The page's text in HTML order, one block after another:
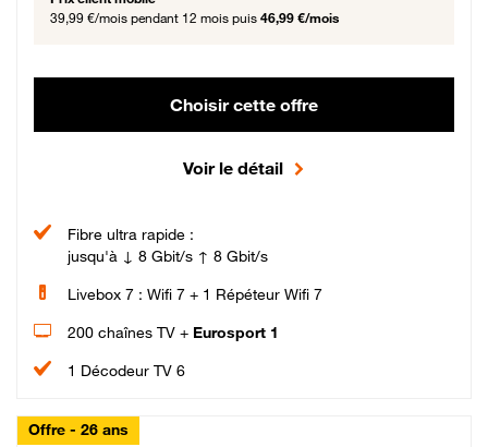
39,99 €/mois pendant 12 mois puis 46,99 €/mois
Choisir cette offre
Voir le détail
Fibre ultra rapide :
jusqu'à ↓ 8 Gbit/s ↑ 8 Gbit/s
Livebox 7 : Wifi 7 + 1 Répéteur Wifi 7
200 chaînes TV + Eurosport 1
1 Décodeur TV 6
Offre - 26 ans